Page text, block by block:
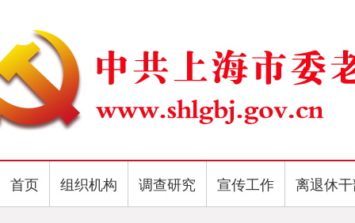
首页 组织机构 调查研究 宣传工作 离退休